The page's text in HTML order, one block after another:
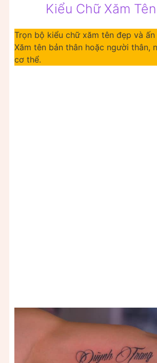
Kiểu Chữ Xăm
Trọn bộ kiểu chữ xăm tên đẹp và
Xăm tên bản thân hoặc người thân,
cơ thể.